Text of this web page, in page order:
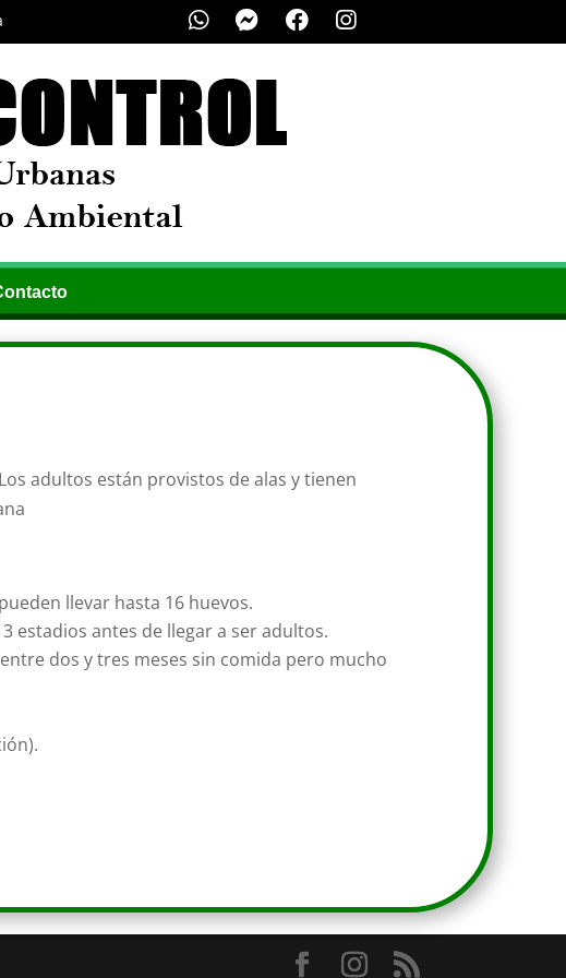
adultos están provistos de alas y tienen
llevar hasta 16 huevos.
estadios antes de llegar a ser adultos.
dos y tres meses sin comida pero mucho